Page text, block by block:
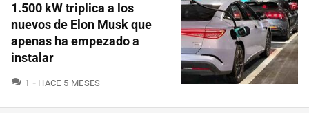
1.500 kW triplica a los
nuevos de Elon Musk que
apenas ha empezado a
instalar
1 COMENTARIOS
HACE 5 MESES